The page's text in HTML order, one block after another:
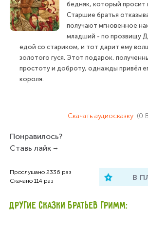
бедняк, который просит
Старшие братья
получают мгновенное
младший - по прозвищу
едой со стариком, и тот дарит ему
золотого гуся. Этот подарок,
простоту и доброту, однажды привёл
короля.
Скачать аудиосказку (0
Понравилось?
Ставь лайк
Прослушано 2336 раз
Скачано 114 раз в
ДРУГИЕ СКАЗКИ БРАТЬЕВ ГРИММ: